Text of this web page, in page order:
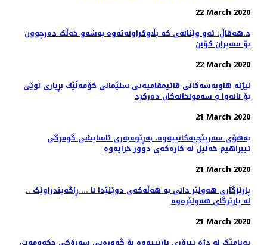
22 March 2020
د.هەڤاڵ: ئەو وێنانەی کە بڵاوکراونەتەوە بەشەو خەڵک دەرچوون
بۆ سەیران کۆنن
22 March 2020
لیژنه‌ هاوبه‌شه‌كانی قائیمقامیه‌تی سلێمانی كۆمه‌ڵێك بڕیاری نوێی
بۆ نانه‌وا و سه‌مونخانه‌كان ده‌ركرد
21 March 2020
بەهۆی سەرپێچیەکانییەوە، بەڕێوەبەری ئاسایشی گومرگی
ئیبراهیم خەلیل لە کارەکەی دوور خرایەوە
21 March 2020
.. پارێزگاری هەولێر دانی بە هەڵەکەی دوێنێدا نا ... ڕاگەیندراوێک
لە پارێزگای هەولێرەوە
21 March 2020